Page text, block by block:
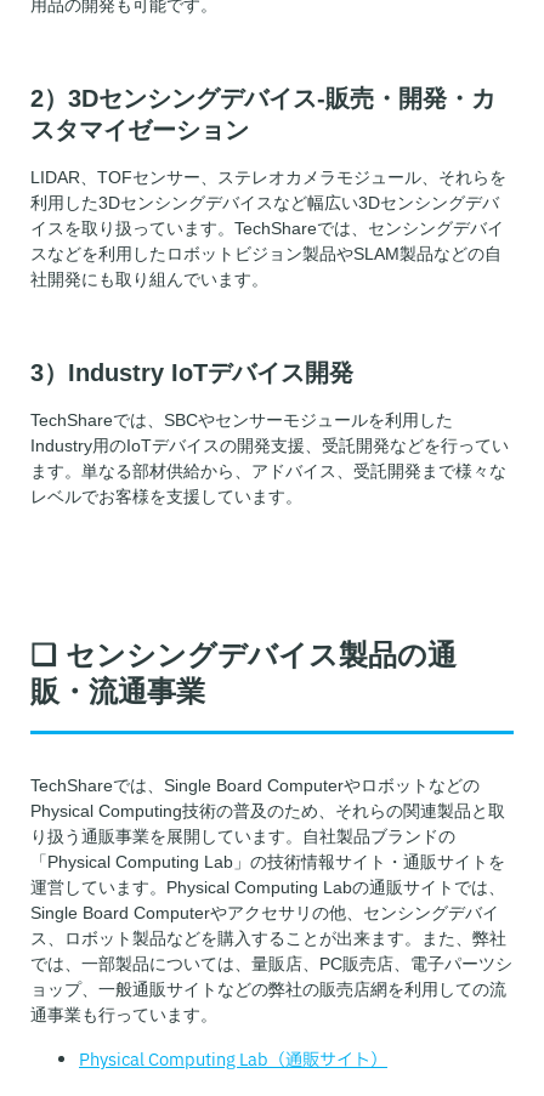
用品の開発も可能です。
2）3Dセンシングデバイス-販売・開発・カ
スタマイゼーション
LIDAR、TOFセンサー、ステレオカメラモジュール、それらを
利用した3Dセンシングデバイスなど幅広い3Dセンシングデバ
イスを取り扱っています。TechShareでは、センシングデバイ
スなどを利用したロボットビジョン製品やSLAM製品などの自
社開発にも取り組んでいます。
3）Industry IoTデバイス開発
TechShareでは、SBCやセンサーモジュールを利用した
Industry用のIoTデバイスの開発支援、受託開発などを行ってい
ます。単なる部材供給から、アドバイス、受託開発まで様々な
レベルでお客様を支援しています。
❑ センシングデバイス製品の通
販・流通事業
TechShareでは、Single Board Computerやロボットなどの
Physical Computing技術の普及のため、それらの関連製品と取
り扱う通販事業を展開しています。自社製品ブランドの
「Physical Computing Lab」の技術情報サイト・通販サイトを
運営しています。Physical Computing Labの通販サイトでは、
Single Board Computerやアクセサリの他、センシングデバイ
ス、ロボット製品などを購入することが出来ます。また、弊社
では、一部製品については、量販店、PC販売店、電子パーツシ
ョップ、一般通販サイトなどの弊社の販売店網を利用しての流
通事業も行っています。
Physical Computing Lab（通販サイト）